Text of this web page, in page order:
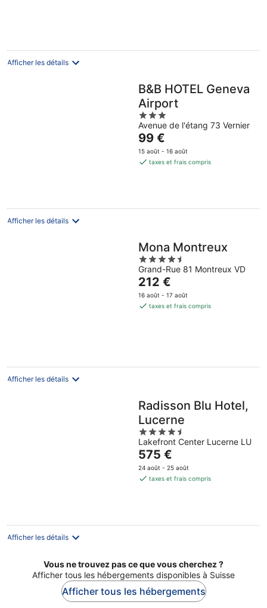
Afficher les détails
B&B HOTEL Geneva
Airport
3
out
of
5
Avenue de l'étang 73 Vernier
Le
prix
est
nuit
99 €
15 août - 16 août
taxes et frais compris
Afficher les détails
Mona Montreux
4.5
out
of
5
Grand-Rue 81 Montreux VD
Le
prix
est
212 €
16 août - 17 août
taxes et frais compris
Afficher les détails
Radisson Blu Hotel,
Lucerne
4.5
out
of
5
Lakefront Center Lucerne LU
Le
prix
est
nuit
575 €
24 août - 25 août
taxes et frais compris
Afficher les détails
Vous ne trouvez pas ce que vous cherchez ?
Afficher tous les hébergements disponibles à Suisse
Afficher tous les hébergements